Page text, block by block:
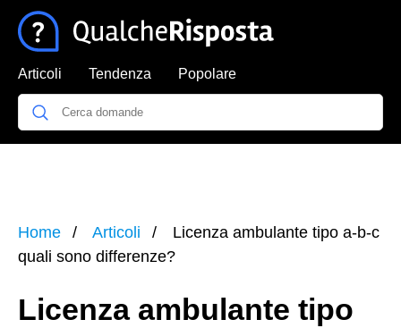
Articoli Tendenza Popolare
Home Articoli
Licenza ambulante tipo a-b-c
quali sono differenze?
Licenza ambulante tipo